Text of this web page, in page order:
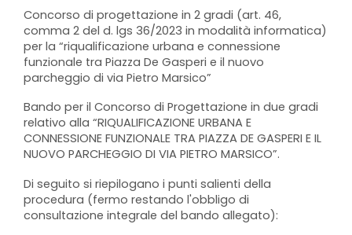
Concorso di progettazione in 2 gradi (art. 46,
comma 2 del d. lgs 36/2023 in modalità informatica)
per la “riqualificazione urbana e connessione
funzionale tra Piazza De Gasperi e il nuovo
parcheggio di via Pietro Marsico”
Bando per il Concorso di Progettazione in due gradi
relativo alla “RIQUALIFICAZIONE URBANA E
CONNESSIONE FUNZIONALE TRA PIAZZA DE GASPERI E IL
NUOVO PARCHEGGIO DI VIA PIETRO MARSICO”.
Di seguito si riepilogano i punti salienti della
procedura (fermo restando l'obbligo di
consultazione integrale del bando allegato):